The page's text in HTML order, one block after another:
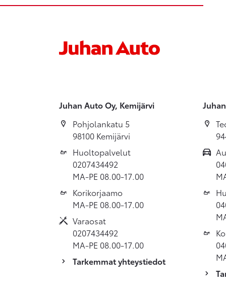
Juhan Auto Oy, Kemijärvi
Pohjolankatu 5
98100 Kemijärvi
Huoltopalvelut
0207434492
MA-PE 08.00-17.00
Korikorjaamo
MA-PE 08.00-17.00
Varaosat
0207434492
MA-PE 08.00-17.00
Tarkemmat yhteystiedot